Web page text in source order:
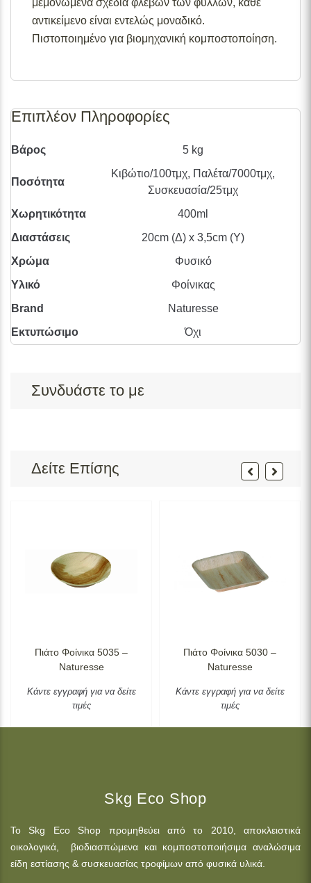
αντικείμενο είναι εντελώς μοναδικό.
Πιστοποιημένο για βιομηχανική κομποστοποίηση.
Επιπλέον Πληροφορίες
Βάρος 5 kg
Ποσότητα
Κιβώτιο/100τμχ, Παλέτα/7000τμχ,
Συσκευασία/25τμχ
Χωρητικότητα
400ml
Διαστάσεις
20cm (Δ) x 3,5cm (Υ)
Χρώμα
Φυσικό
Υλικό
Φοίνικας
Brand
Naturesse
Εκτυπώσιμο
Όχι
Συνδυάστε το με
Δείτε Επίσης
Πιάτο Φοίνικα 5035 –
Naturesse
Κάντε εγγραφή για να δείτε
τιμές
Πιάτο Φοίνικα 5030 –
Naturesse
Κάντε εγγραφή για να δείτε
τιμές
Skg Eco Shop
Το Skg Eco Shop προμηθεύει από το 2010, αποκλειστικά
οικολογικά, βιοδιασπώμενα και κομποστοποιήσιμα αναλώσιμα
είδη εστίασης & συσκευασίας τροφίμων από φυσικά υλικά.